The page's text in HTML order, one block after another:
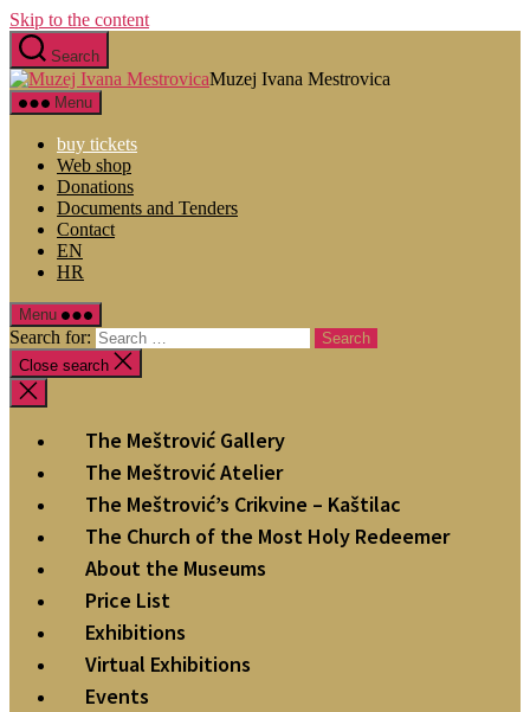
Skip to the content
Search
Muzej Ivana Mestrovica
Menu
buy tickets
Web shop
Donations
Documents and Tenders
Contact
EN
HR
Menu
Search for:
Close search
The Meštrović Gallery
The Meštrović Atelier
The Meštrović’s Crikvine – Kaštilac
The Church of the Most Holy Redeemer
About the Museums
Price List
Exhibitions
Virtual Exhibitions
Events